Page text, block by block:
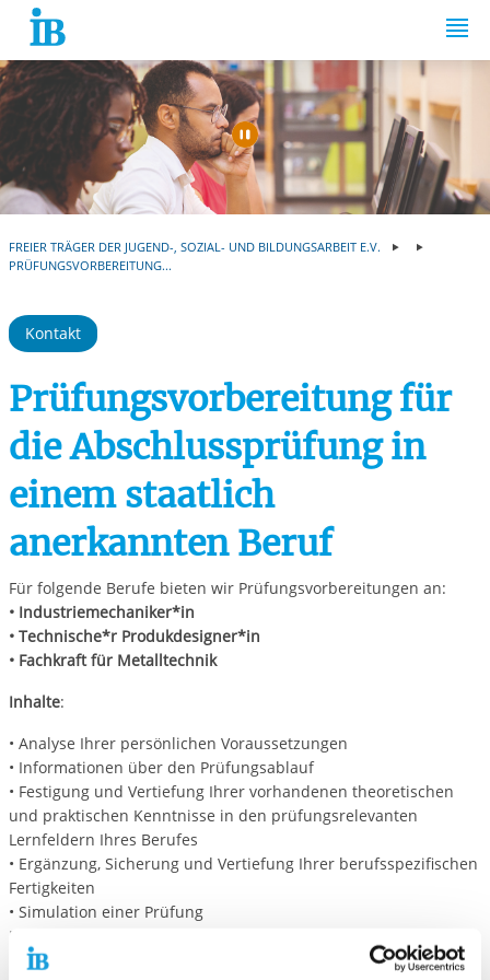
Springe zum Inhalt
Automatische
FREIER TRÄGER DER JUGEND-, SOZIAL- UND BILDUNGSARBEIT E.V.
PRÜFUNGSVORBEREITUNG...
Kontakt
Prüfungsvorbereitung für
die Abschlussprüfung in
einem staatlich
anerkannten Beruf
Für folgende Berufe bieten wir Prüfungsvorbereitungen an:
• Industriemechaniker*in
• Technische*r Produkdesigner*in
• Fachkraft für Metalltechnik
Inhalte:
• Analyse Ihrer persönlichen Voraussetzungen
• Informationen über den Prüfungsablauf
• Festigung und Vertiefung Ihrer vorhandenen theoretischen
und praktischen Kenntnisse in den prüfungsrelevanten
Lernfeldern Ihres Berufes
• Ergänzung, Sicherung und Vertiefung Ihrer berufsspezifischen
Fertigkeiten
• Simulation einer Prüfung
Die Inhalte richten sich nach dem Ausbildungsrahmenplan der
Industrie- und Handelskammer.